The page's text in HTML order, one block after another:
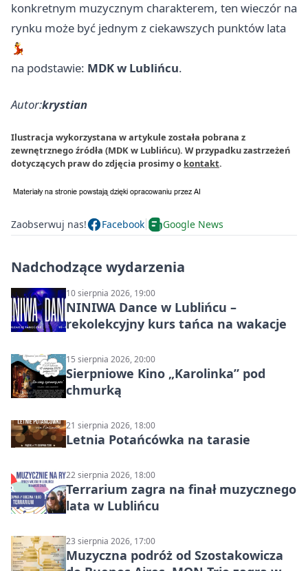
konkretnym muzycznym charakterem, ten wieczór na
rynku może być jednym z ciekawszych punktów lata
💃
na podstawie: MDK w Lublińcu.
Autor:krystian
Ilustracja wykorzystana w artykule została pobrana z
zewnętrznego źródła (MDK w Lublińcu). W przypadku zastrzeżeń
dotyczących praw do zdjęcia prosimy o kontakt.
Zaobserwuj nas! Facebook Google News
Nadchodzące wydarzenia
10 sierpnia 2026, 19:00
NINIWA Dance w Lublińcu –
rekolekcyjny kurs tańca na wakacje
15 sierpnia 2026, 20:00
Sierpniowe Kino „Karolinka” pod
chmurką
21 sierpnia 2026, 18:00
Letnia Potańcówka na tarasie
22 sierpnia 2026, 18:00
Terrarium zagra na finał muzycznego
lata w Lublińcu
23 sierpnia 2026, 17:00
Muzyczna podróż od Szostakowicza